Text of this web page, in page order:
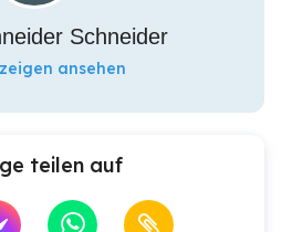
Schneider
ansehen
teilen auf